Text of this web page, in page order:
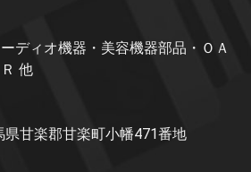
ディオ機器・美容機器部品・ＯＡ
他
県甘楽郡甘楽町小幡471番地